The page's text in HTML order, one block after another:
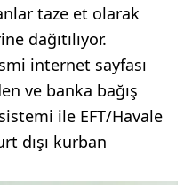
taze et olarak
dağıtılıyor.
internet sayfası
ve banka bağış
ile EFT/Havale
dışı kurban